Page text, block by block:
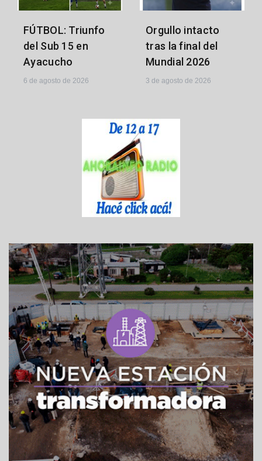
FÚTBOL: Triunfo
del Sub 15 en
Ayacucho
6 de agosto de 2026
Orgullo intacto
tras la final del
Mundial 2026
3 de agosto de 2026